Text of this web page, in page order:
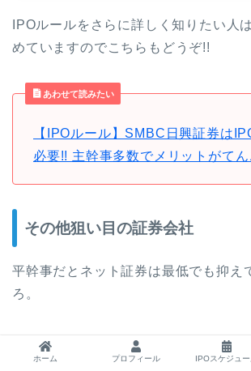
IPOルールをさらに詳しく知りたい人
めていますのでこちらもどうぞ!!
あわせて読みたい
【IPOルール】SMBC日興証券は
必要!! 主幹事多数でメリットがて
その他狙い目の証券会社
平幹事だとネット証券は最低でも抑え
ろ。
今回でいうと SBI証券 、松
す。ホーム プロフィール IPOスケジュ